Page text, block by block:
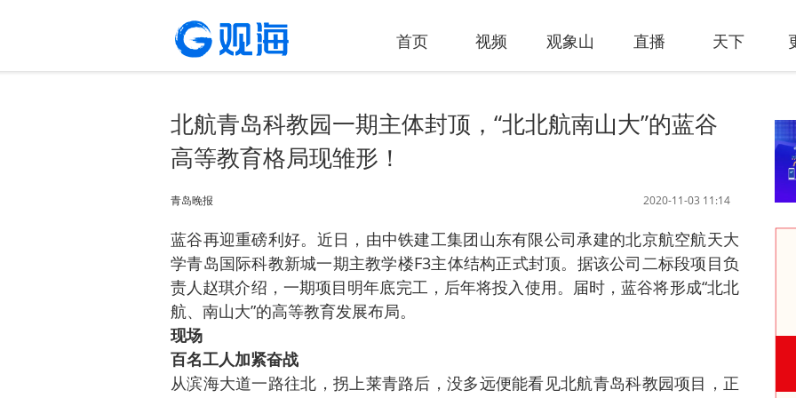
首页 视频 观象山 直播 天下
北航青岛科教园一期主体封顶，“北北航南山大”的蓝谷
高等教育格局现雏形！
2020-11-03 11:14
青岛晚报
蓝谷再迎重磅利好。近日，由中铁建工集团山东有限公司承建的北京航空航天大
学青岛国际科教新城一期主教学楼F3主体结构正式封顶。据该公司二标段项目负
责人赵琪介绍，一期项目明年底完工，后年将投入使用。届时，蓝谷将形成“北北
航、南山大”的高等教育发展布局。
现场
百名工人加紧奋战
从滨海大道一路往北，拐上莱青路后，没多远便能看见北航青岛科教园项目，正